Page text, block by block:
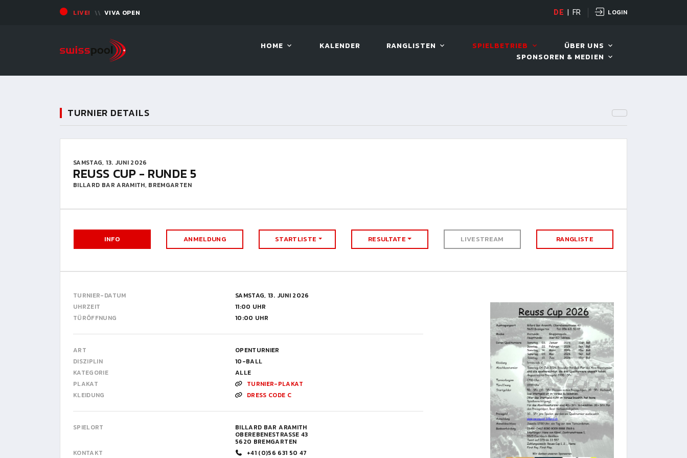
LIVE! VIVA OPEN LIVE! VIVA OPEN
DE FR LOGIN
HOME KALENDER RANGLISTEN SPIELBETRIEB
ÜBER UNS
SPONSOREN & MEDIEN
TURNIER DETAILS
SAMSTAG, 13. JUNI 2026
REUSS CUP - RUNDE 5
BILLARD BAR ARAMITH, BREMGARTEN
INFO ANMELDUNG STARTLISTE RESULTATE LIVESTREAM RANGLISTE
TURNIER-DATUM
SAMSTAG, 13. JUNI 2026
UHRZEIT
11:00 UHR
TÜRÖFFNUNG
10:00 UHR
ART
OPENTURNIER
DISZIPLIN
10-BALL
KATEGORIE
ALLE
PLAKAT
TURNIER-PLAKAT
KLEIDUNG
DRESS CODE C
SPIELORT BILLARD BAR ARAMITH
OBEREBENESTRASSE 43
5620 BREMGARTEN
KONTAKT
+41 (0)56 631 50 47